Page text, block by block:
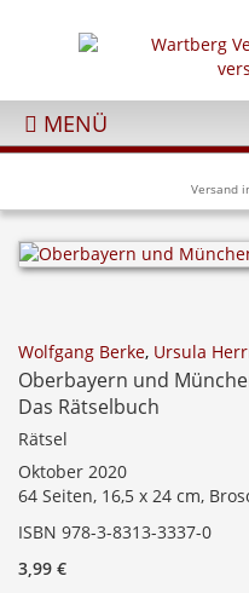
MENÜ
Versand
Wolfgang Berke, Ursula
Oberbayern und
Das Rätselbuch
Rätsel
Oktober 2020
64 Seiten, 16,5 x 24 cm,
ISBN 978-3-8313-3337-0
3,99 €